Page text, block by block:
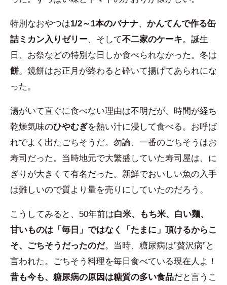
特別なおやつは1/2～1本のバナナ、 かんてんで作る缶
詰ミカン入りゼリー、そして不二家のケーキ。誕生
日、お祭などの特別な日しか食べられなかった。冬は
餅。鏡餅はお正月が終わると砕いて揚げてあられにな
った。
湯がいて直ぐに食べない理由は不明だが、時間が経ち
乾燥気味のひやむぎを熱い汁に浸して食べる。お呼ば
れでよく出たごちそうだ。勿論、一番のごちそうはお
寿司だった。当時地元で大繁盛していた寿司屋は、に
ぎりが大きくて有名だった。新鮮でおいしい魚の入手
は難しいので質より量を売りにしていたのだろう。
こうしてみると、50年前は白米、もち米、白い麺、
甘いものは「毎日」ではなく「たまに」頂けるからこ
そ、ごちそうだったのだ。当時、糖尿病は”贅沢病”と
言われた。ごちそう料理を毎日食べている現在人よ！
昔も今も、糖尿病の原因は糖質の多い食品だと言うこ